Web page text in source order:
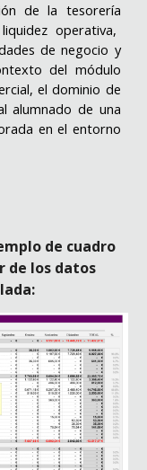
de la tesorería
operativa,
de negocio y
del módulo
, el dominio de
alumnado de una
en el entorno
de cuadro
de los datos